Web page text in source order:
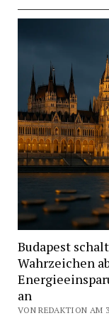
Budapest
Wahrzeichen
an
VON REDAKTION AM